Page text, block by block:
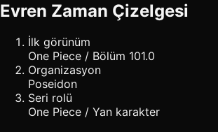
Evren Zaman Çizelgesi
İlk görünüm
One Piece / Bölüm 101.0
Organizasyon
Poseidon
Seri rolü
One Piece / Yan karakter